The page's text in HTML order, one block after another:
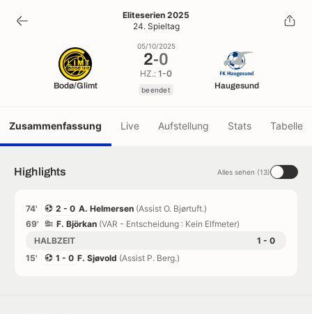
2-0
beendet
Eliteserien 2025
24. Spieltag
Bodø/Glimt
05/10/2025
2-0
HZ.: 1-0
beendet Haugesund
Zusammenfassung Live Aufstellung Stats Tabelle
Highlights Alles sehen (13)
74' 2 - 0 A. Helmersen (Assist O. Bjørtuft.)
69'
F. Björkan (VAR - Entscheidung : Kein Elfmeter)
HALBZEIT
1 - 0
15'
1 - 0 F. Sjøvold (Assist P. Berg.)